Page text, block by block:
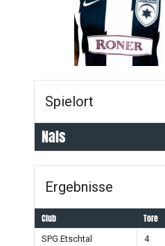
Spielort
Nals
Ergebnisse
Club Tore
SPG.Etschtal 4